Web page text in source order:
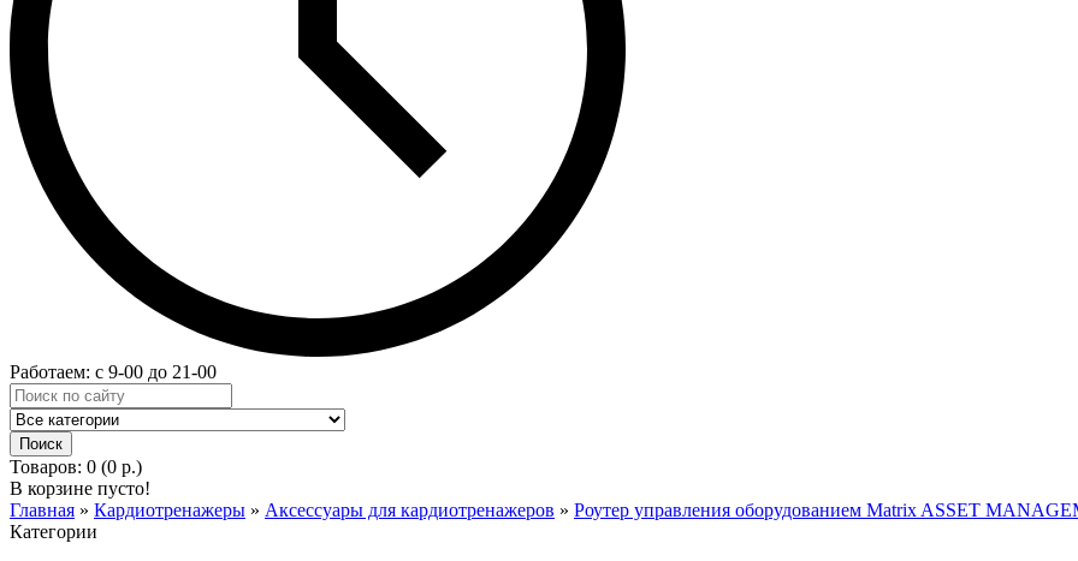
Работаем: с 9-00 до 21-00
Товаров: 0 (0 р.)
В корзине пусто!
Главная » Кардиотренажеры » Аксессуары для кардиотренажеров » Роутер управления оборудованием Matrix ASSET
Категории